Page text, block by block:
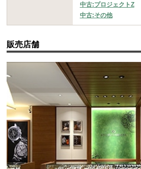
中古:プロジェクトZ
中古:その他
販売店舗